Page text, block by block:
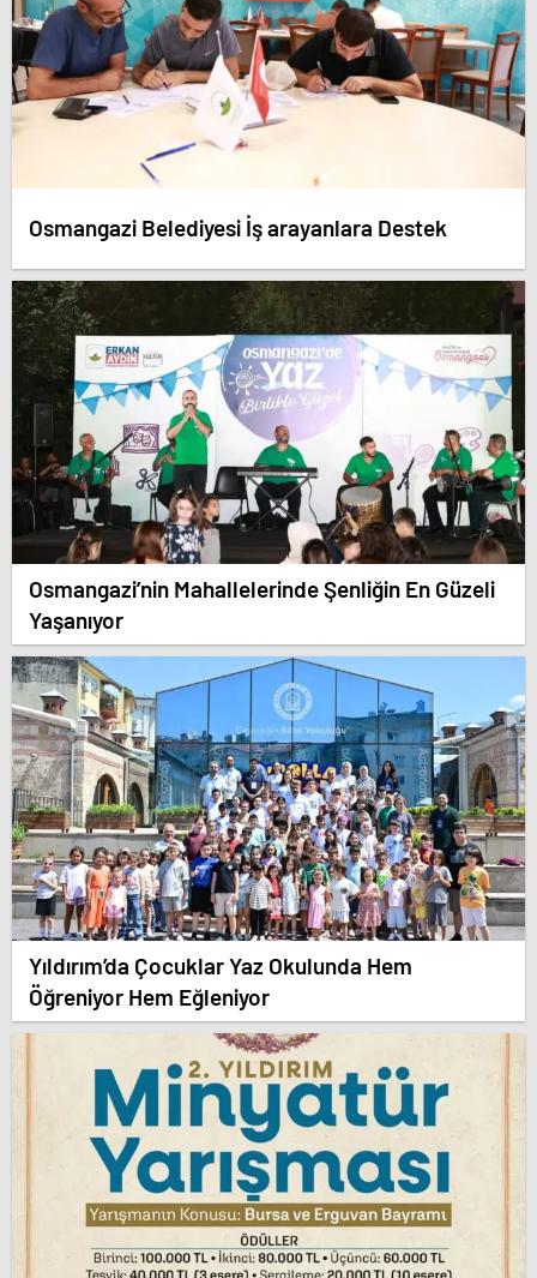
Osmangazi Belediyesi İş arayanlara Destek
Osmangazi’nin Mahallelerinde Şenliğin En Güzeli
Yaşanıyor
Yıldırım’da Çocuklar Yaz Okulunda Hem
Öğreniyor Hem Eğleniyor